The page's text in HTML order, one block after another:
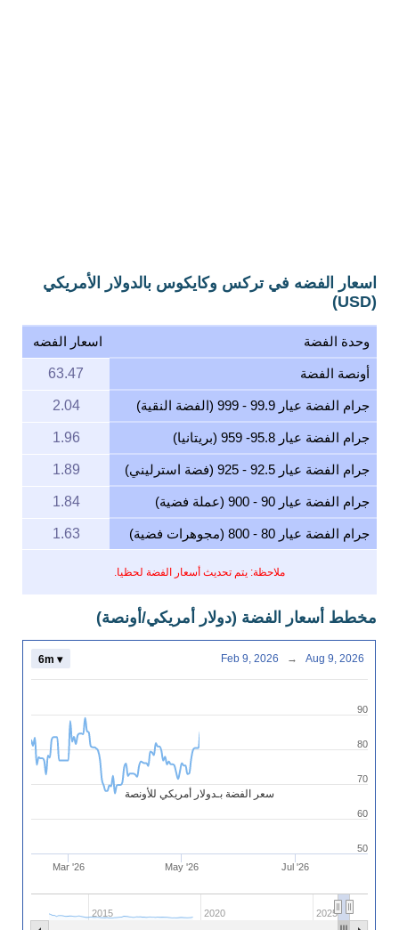
اسعار الفضه في تركس وكايكوس بالدولار الأمريكي
(USD)
وحدة الفضة اسعار الفضه
ملاحظة: يتم تحديث أسعار الفضة لحظيا.
أونصة الفضة 63.47
جرام الفضة عيار 99.9 - 999 (الفضة النقية) 2.04
جرام الفضة عيار 95.8- 959 (بريتانيا) 1.96
جرام الفضة عيار 92.5 - 925 (فضة استرليني) 1.89
جرام الفضة عيار 90 - 900 (عملة فضية) 1.84
جرام الفضة عيار 80 - 800 (مجوهرات فضية) 1.63
مخطط أسعار الفضة (دولار أمريكي/أونصة)
سعر الفضة بـدولار أمريكي للأونصة
Mar '26 May '26 Jul '26
2015 2020 2025
50
60
70
80
90
6m ▾ Feb 9, 2026 → Aug 9, 2026